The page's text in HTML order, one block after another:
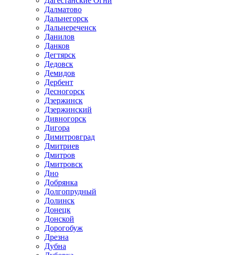
Далматово
Дальнегорск
Дальнереченск
Данилов
Данков
Дегтярск
Дедовск
Демидов
Дербент
Десногорск
Дзержинск
Дзержинский
Дивногорск
Дигора
Димитровград
Дмитриев
Дмитров
Дмитровск
Дно
Добрянка
Долгопрудный
Долинск
Донецк
Донской
Дорогобуж
Дрезна
Дубна